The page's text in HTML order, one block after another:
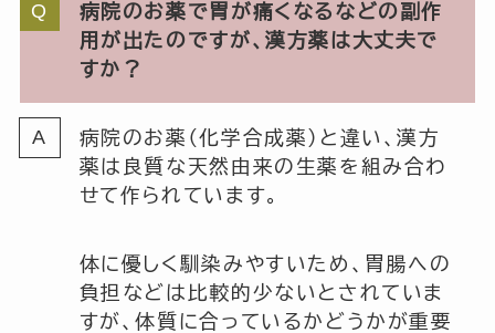
病院のお薬で胃が痛くなるなどの副作
用が出たのですが、漢方薬は大丈夫で
すか？
病院のお薬（化学合成薬）と違い、漢方
薬は良質な天然由来の生薬を組み合わ
せて作られています。
体に優しく馴染みやすいため、胃腸への
負担などは比較的少ないとされていま
すが、体質に合っているかどうかが重要